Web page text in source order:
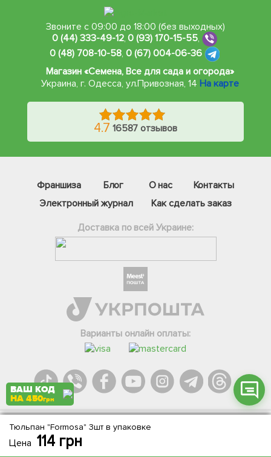
Тюльпан "Formosa" 3шт в упаковке
Цена 114грн
Звоните с 09:00 до 18:00 (без выходных)
0 (44) 333-49-12,0 (93) 170-15-55,
0 (48) 708-10-58, 0 (67) 004-06-36
Магазин «Семена, Все для сада и огорода»
Украина, г. Одесса, ул.Привозная, 14 На карте
4.7 16587 отзывов
Франшиза Блог О нас
Контакты
Электронный журнал
Как сделать заказ
Доставка по всей Украине:
Варианты онлайн оплаты:
Agromarket.Copyright © 2013-2026. Все права защищены
Інстаграм
Онлайн чат
ВАШ КОД
НА 450грн